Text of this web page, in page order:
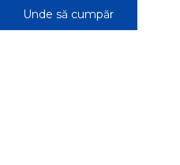
Unde să cumpăr